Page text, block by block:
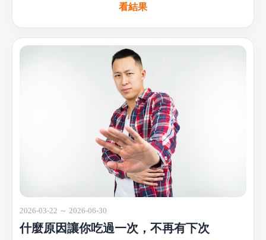
看結果
2026-03-22 ～ 2026-06-30
什麼原因讓你吃過一次，不再有下次